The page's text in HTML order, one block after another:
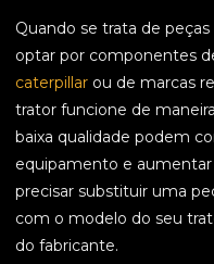
Quando se trata de
optar por componentes
caterpillar ou de marcas
trator funcione de
baixa qualidade podem
equipamento e aumentar
precisar substituir uma
com o modelo do seu
do fabricante.